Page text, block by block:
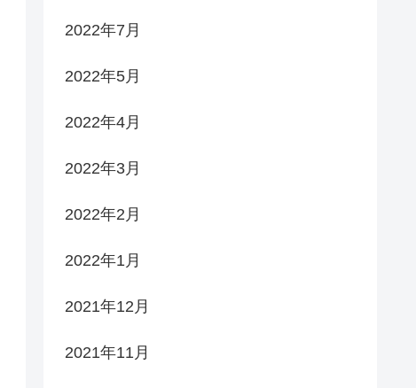
2022年7月
2022年5月
2022年4月
2022年3月
2022年2月
2022年1月
2021年12月
2021年11月